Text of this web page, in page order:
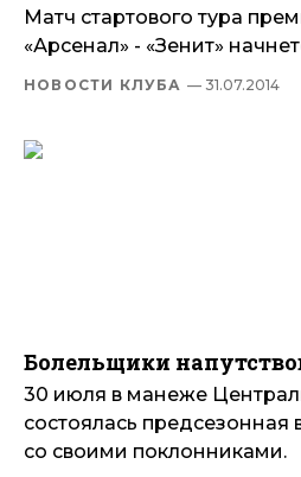
Матч стартового тура
«Арсенал» - «Зенит»
НОВОСТИ КЛУБА — 31.07.2014
Болельщики
30 июля в манеже
состоялась предсезонная
со своими поклонниками.